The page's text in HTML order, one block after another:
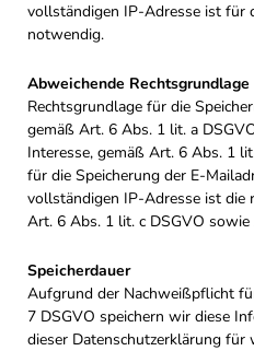
vollständigen IP-Adresse ist für
notwendig.
Abweichende Rechtsgrundlage
Rechtsgrundlage für die
gemäß Art. 6 Abs. 1 lit. a
Interesse, gemäß Art. 6 Abs. 1
für die Speicherung der E-
vollständigen IP-Adresse ist die
Art. 6 Abs. 1 lit. c DSGVO sowie
Speicherdauer
Aufgrund der Nachweißpflicht
7 DSGVO speichern wir diese
dieser Datenschutzerklärung für